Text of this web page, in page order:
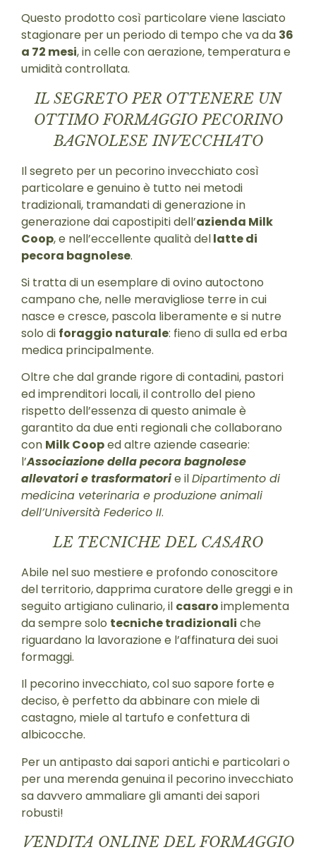
Questo prodotto così particolare viene lasciato
stagionare per un periodo di tempo che va da 36
a 72 mesi, in celle con aerazione, temperatura e
umidità controllata.
IL SEGRETO PER OTTENERE UN
OTTIMO FORMAGGIO PECORINO
BAGNOLESE INVECCHIATO
Il segreto per un pecorino invecchiato così
particolare e genuino è tutto nei metodi
tradizionali, tramandati di generazione in
generazione dai capostipiti dell’azienda Milk
Coop, e nell’eccellente qualità dellatte di
pecora bagnolese.
Si tratta di un esemplare di ovino autoctono
campano che, nelle meravigliose terre in cui
nasce e cresce, pascola liberamente e si nutre
solo di foraggio naturale: fieno di sulla ed erba
medica principalmente.
Oltre che dal grande rigore di contadini, pastori
ed imprenditori locali, il controllo del pieno
rispetto dell’essenza di questo animale è
garantito da due enti regionali che collaborano
con Milk Cooped altre aziende casearie:
l’Associazione della pecora bagnolese
allevatori e trasformatorie ilDipartimento di
medicina veterinaria e produzione animali
dell’Università Federico II.
LE TECNICHE DEL CASARO
Abile nel suo mestiere e profondo conoscitore
del territorio, dapprima curatore delle greggi e in
seguito artigiano culinario, il casaroimplementa
da sempre solo tecniche tradizionali che
riguardano la lavorazione e l’affinatura dei suoi
formaggi.
Il pecorino invecchiato, col suo sapore forte e
deciso, è perfetto da abbinare con miele di
castagno, miele al tartufo e confettura di
albicocche.
Per un antipasto dai sapori antichi e particolari o
per una merenda genuina il pecorino invecchiato
sa davvero ammaliare gli amanti dei sapori
robusti!
VENDITA ONLINE DEL FORMAGGIO